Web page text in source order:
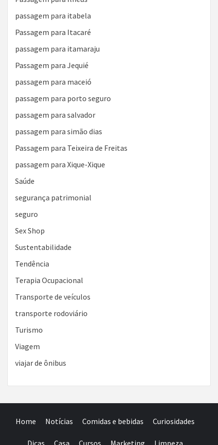
passagem para itabela
Passagem para Itacaré
passagem para itamaraju
Passagem para Jequié
passagem para maceió
passagem para porto seguro
passagem para salvador
passagem para simão dias
Passagem para Teixeira de Freitas
passagem para Xique-Xique
Saúde
segurança patrimonial
seguro
Sex Shop
Sustentabilidade
Tendência
Terapia Ocupacional
Transporte de veículos
transporte rodoviário
Turismo
Viagem
viajar de ônibus
Home Notícias Comidas e bebidas Curiosidades